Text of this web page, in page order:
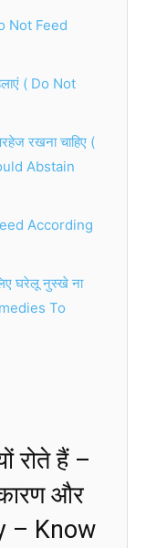
Not Feed
( Do Not
रखना चाहिए (
Abstain
According
घरेलू नुस्खे ना
To
रोते हैं –
और
– Know